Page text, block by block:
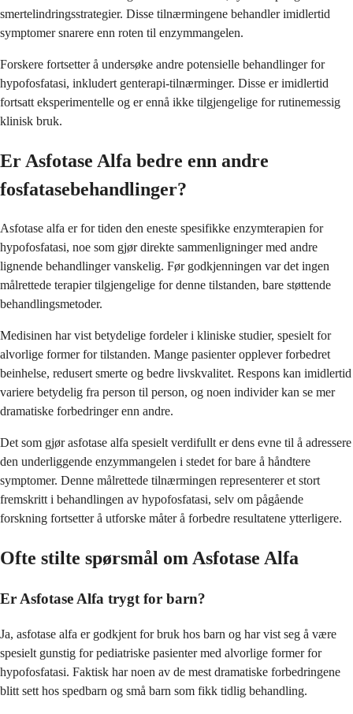
smertelindringsstrategier. Disse tilnærmingene behandler imidlertid
symptomer snarere enn roten til enzymmangelen.
Forskere fortsetter å undersøke andre potensielle behandlinger for
hypofosfatasi, inkludert genterapi-tilnærminger. Disse er imidlertid
fortsatt eksperimentelle og er ennå ikke tilgjengelige for rutinemessig
klinisk bruk.
Er Asfotase Alfa bedre enn andre
fosfatasebehandlinger?
Asfotase alfa er for tiden den eneste spesifikke enzymterapien for
hypofosfatasi, noe som gjør direkte sammenligninger med andre
lignende behandlinger vanskelig. Før godkjenningen var det ingen
målrettede terapier tilgjengelige for denne tilstanden, bare støttende
behandlingsmetoder.
Medisinen har vist betydelige fordeler i kliniske studier, spesielt for
alvorlige former for tilstanden. Mange pasienter opplever forbedret
beinhelse, redusert smerte og bedre livskvalitet. Respons kan imidlertid
variere betydelig fra person til person, og noen individer kan se mer
dramatiske forbedringer enn andre.
Det som gjør asfotase alfa spesielt verdifullt er dens evne til å adressere
den underliggende enzymmangelen i stedet for bare å håndtere
symptomer. Denne målrettede tilnærmingen representerer et stort
fremskritt i behandlingen av hypofosfatasi, selv om pågående
forskning fortsetter å utforske måter å forbedre resultatene ytterligere.
Ofte stilte spørsmål om Asfotase Alfa
Er Asfotase Alfa trygt for barn?
Ja, asfotase alfa er godkjent for bruk hos barn og har vist seg å være
spesielt gunstig for pediatriske pasienter med alvorlige former for
hypofosfatasi. Faktisk har noen av de mest dramatiske forbedringene
blitt sett hos spedbarn og små barn som fikk tidlig behandling.